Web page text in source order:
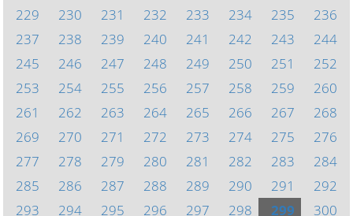
229
230 231 232 233 234 235
236
237
238 239 240 241 242 243
244
245
246 247 248 249 250 251
252
253
254 255 256 257 258 259
260
261
262 263 264 265 266 267
268
269
270 271 272 273 274 275
276
277
278 279 280 281 282 283
284
285
286 287 288 289 290 291
292
293
294 295 296 297 298 299
300